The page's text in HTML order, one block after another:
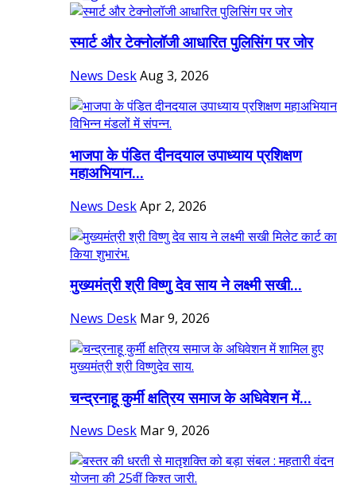
स्मार्ट और टेक्नोलॉजी आधारित पुलिसिंग पर जोर
News DeskAug 3, 2026
भाजपा के पंडित दीनदयाल उपाध्याय प्रशिक्षण
महाअभियान...
News DeskApr 2, 2026
मुख्यमंत्री श्री विष्णु देव साय ने लक्ष्मी सखी...
News Desk Mar 9, 2026
चन्द्रनाहू कुर्मी क्षत्रिय समाज के अधिवेशन में...
News Desk Mar 9, 2026